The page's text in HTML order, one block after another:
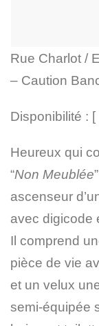
Rue Charlot /
– Caution
Disponibilité :
Heureux qui
“Non Meublée
ascenseur
avec digicode
Il comprend
pièce de vie
et un velux
semi-équipée